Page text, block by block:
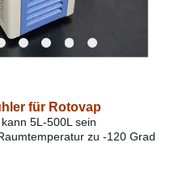
für Rotovap
5L-500L sein
zu -120 Grad